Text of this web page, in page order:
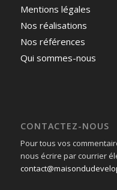
Mentions légales
Nos réalisations
Nos références
Qui sommes-nous
CONTACTEZ-NOUS
Pour tous vos
nous écrire par courrier